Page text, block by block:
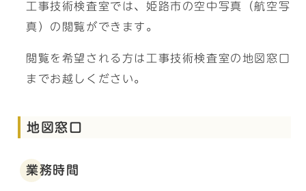
工事技術検査室では、姫路市の空中写真（航空写
真）の閲覧ができます。
閲覧を希望される方は工事技術検査室の地図窓口
までお越しください。
地図窓口
業務時間